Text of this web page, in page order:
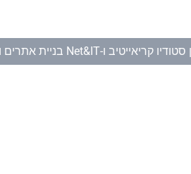
קריאייטיב ו-Net&IT בניית אתרים ושירותי מחשוב